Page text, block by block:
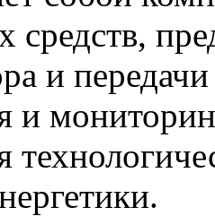
средств,
и
и